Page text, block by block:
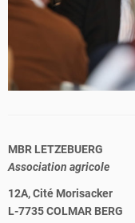
MBR LETZEBUERG
Association agricole
12A, Cité Morisacker
L-7735 COLMAR BERG